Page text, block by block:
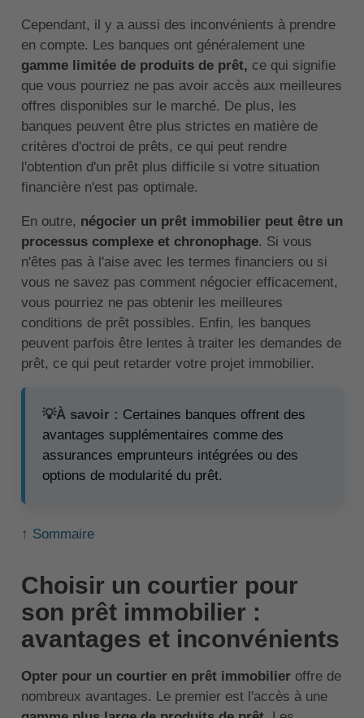
Cependant, il y a aussi des inconvénients à prendre
en compte. Les banques ont généralement une
gamme limitée de produits de prêt, ce qui signifie
que vous pourriez ne pas avoir accès aux meilleures
offres disponibles sur le marché. De plus, les
banques peuvent être plus strictes en matière de
critères d'octroi de prêts, ce qui peut rendre
l'obtention d'un prêt plus difficile si votre situation
financière n'est pas optimale.
En outre, négocier un prêt immobilier peut être un
processus complexe et chronophage. Si vous
n'êtes pas à l'aise avec les termes financiers ou si
vous ne savez pas comment négocier efficacement,
vous pourriez ne pas obtenir les meilleures
conditions de prêt possibles. Enfin, les banques
peuvent parfois être lentes à traiter les demandes de
prêt, ce qui peut retarder votre projet immobilier.
💡À savoir : Certaines banques offrent des
avantages supplémentaires comme des
assurances emprunteurs intégrées ou des
options de modularité du prêt.
↑ Sommaire
Choisir un courtier pour
son prêt immobilier :
avantages et inconvénients
Opter pour un courtier en prêt immobilieroffre de
nombreux avantages. Le premier est l'accès à une